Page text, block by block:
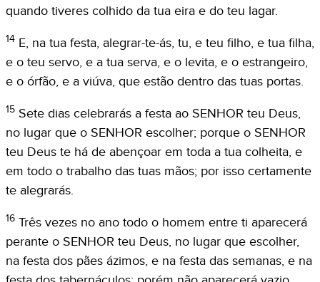
quando tiveres colhido da tua eira e do teu lagar.
14 E, na tua festa, alegrar-te-ás, tu, e teu filho, e tua filha,
e o teu servo, e a tua serva, e o levita, e o estrangeiro,
e o órfão, e a viúva, que estão dentro das tuas portas.
15 Sete dias celebrarás a festa ao SENHOR teu Deus,
no lugar que o SENHOR escolher; porque o SENHOR
teu Deus te há de abençoar em toda a tua colheita, e
em todo o trabalho das tuas mãos; por isso certamente
te alegrarás.
16 Três vezes no ano todo o homem entre ti aparecerá
perante o SENHOR teu Deus, no lugar que escolher,
na festa dos pães ázimos, e na festa das semanas, e na